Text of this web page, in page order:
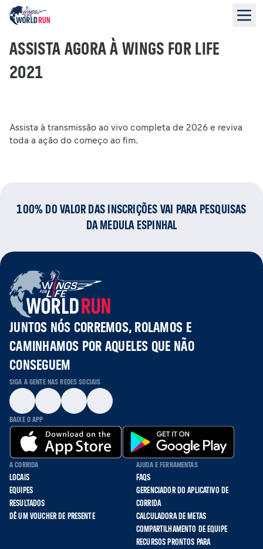
ASSISTA AGORA À WINGS FOR LIFE
2021
Assista à transmissão ao vivo completa de 2026 e reviva
toda a ação do começo ao fim.
100% DO VALOR DAS INSCRIÇÕES VAI PARA PESQUISAS
DA MEDULA ESPINHAL
JUNTOS NÓS CORREMOS, ROLAMOS E
CAMINHAMOS POR AQUELES QUE NÃO
CONSEGUEM
SIGA A GENTE NAS REDES SOCIAIS
BAIXE O APP
A CORRIDA
LOCAIS
EQUIPES
RESULTADOS
DÊ UM VOUCHER DE PRESENTE
AJUDA E FERRAMENTAS
FAQS
GERENCIADOR DO APLICATIVO DE
CORRIDA
CALCULADORA DE METAS
COMPARTILHAMENTO DE EQUIPE
RECURSOS PRONTOS PARA